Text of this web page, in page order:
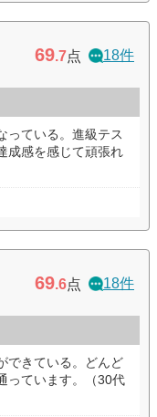
69.7点 18件
っている。進級テス
成感を感じて頑張れ
69.6点 18件
できている。どんど
っています。（30代